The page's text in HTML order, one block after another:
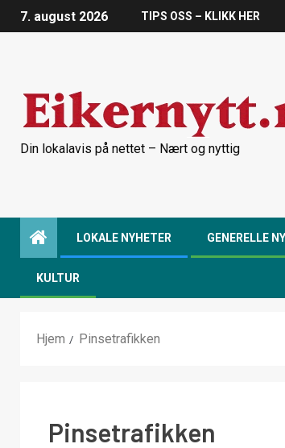
7. august 2026 TIPS OSS – KLIKK HER
Din lokalavis på nettet – Nært og nyttig
LOKALE NYHETER GENERELLE
KULTUR
Hjem Pinsetrafikken
Pinsetrafikken